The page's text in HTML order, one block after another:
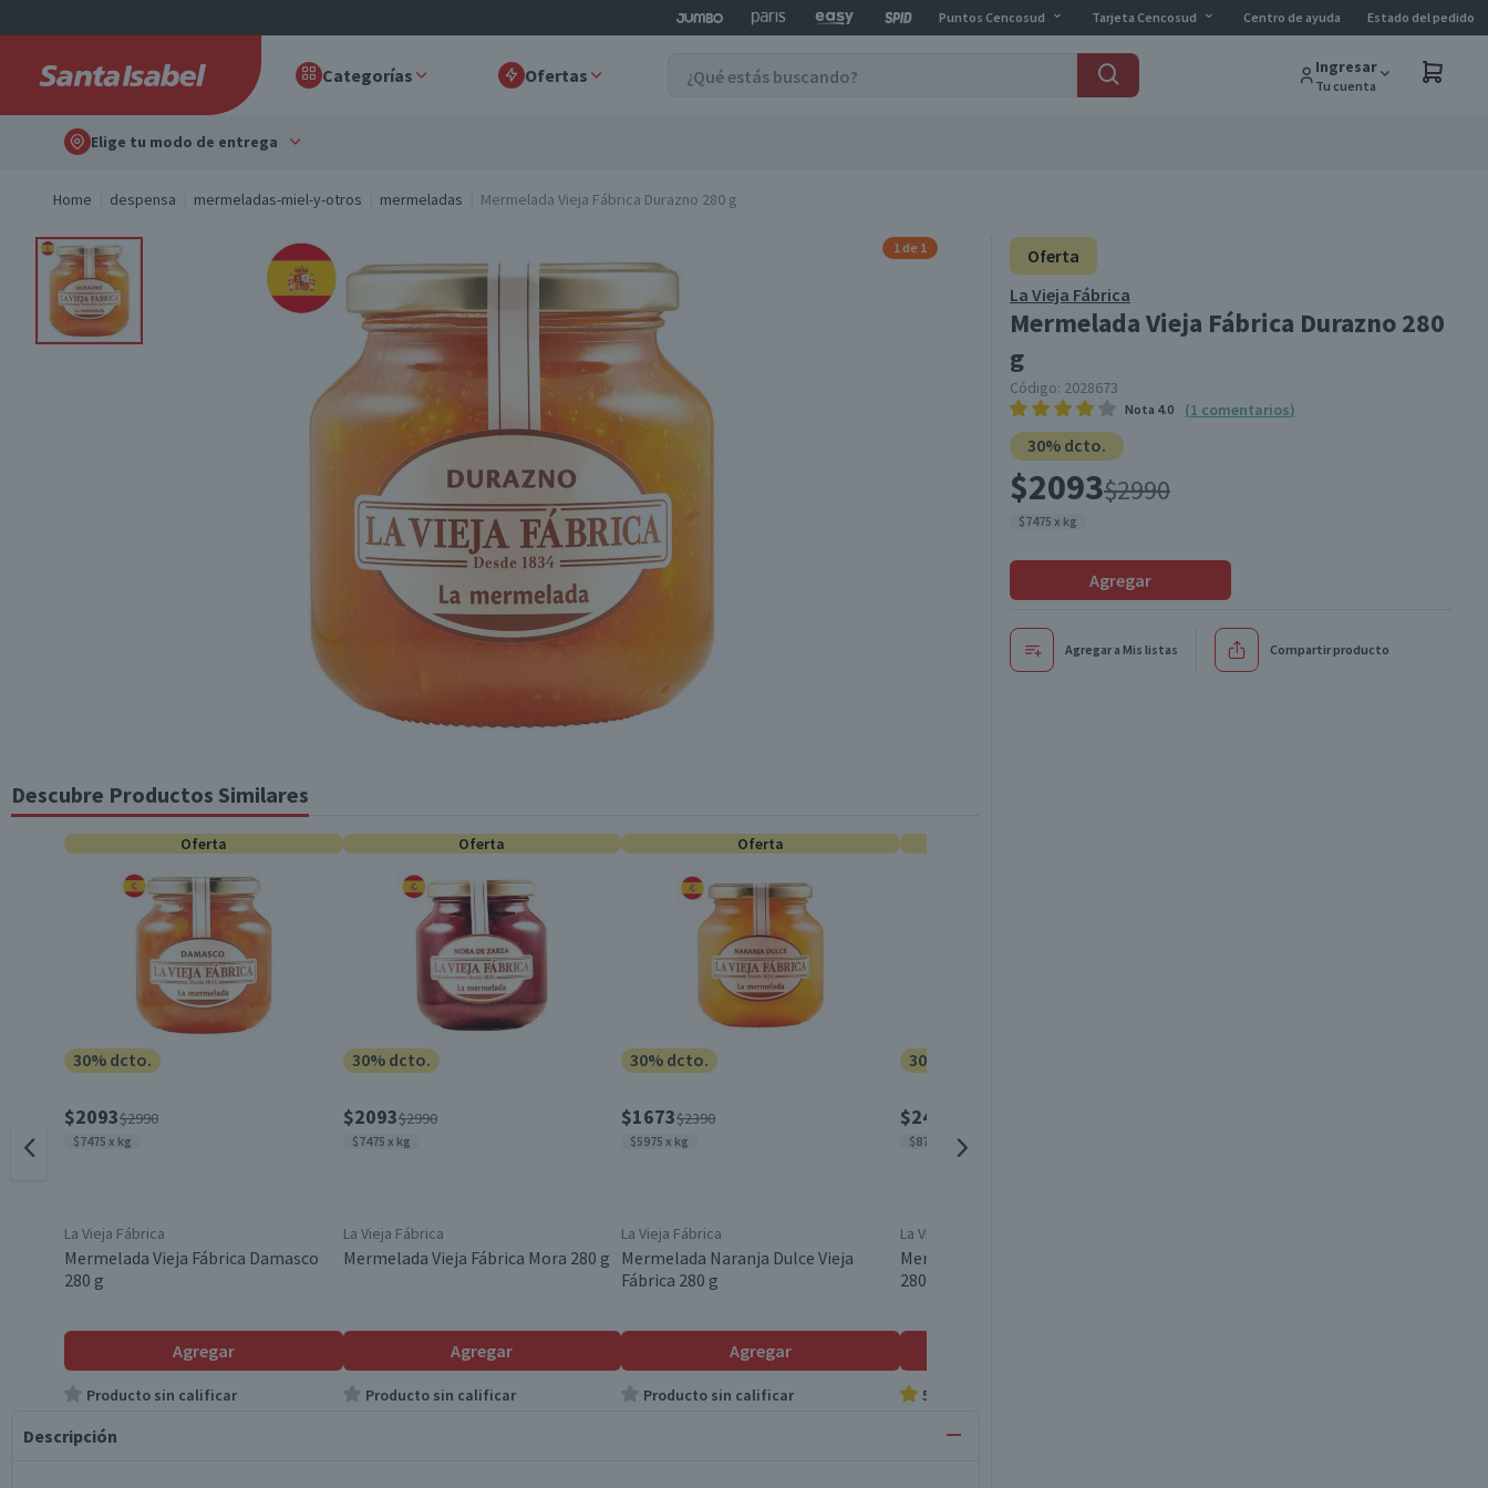
Puntos Cencosud Tarjeta Cencosud Centro de ayuda Estado del pedido
Categorías Ofertas Ingresar
Tu cuenta
Elige tu modo de entrega
Home despensa mermeladas-miel-y-otros mermeladas Mermelada Vieja Fábrica Durazno 280 g
Oferta
La Vieja Fábrica
Mermelada Vieja Fábrica Durazno 280
g
Código: 2028673
Nota 4.0 (1 comentarios)
30% dcto.
$2093$2990
$7475 x kg
Agregar
Agregar a Mis listas Compartir producto
1 de 1
Descubre Productos Similares
Oferta
30% dcto.
$2093$2990
$7475 x kg
La Vieja Fábrica
Mermelada Vieja Fábrica Damasco
280 g
Agregar
Producto sin calificar
Oferta
30% dcto.
$2093$2990
$7475 x kg
La Vieja Fábrica
Mermelada Vieja Fábrica Mora 280 g
Agregar
Producto sin calificar
Oferta
30% dcto.
$1673$2390
$5975 x kg
La Vieja Fábrica
Mermelada Naranja Dulce Vieja
Fábrica 280 g
Agregar
Producto sin calificar
30% dcto.
$2443
$8725 x kg
La Vieja Fábrica
Mermelada Vieja Fábrica Frambuesa
280 g
5.0
Descripción